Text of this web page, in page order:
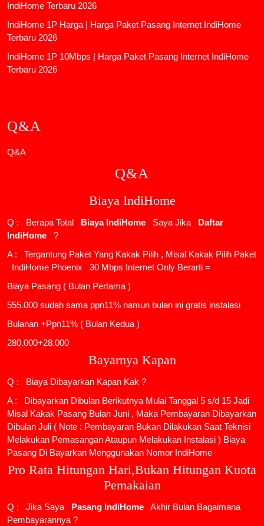
IndiHome Terbaru 2026
IndiHome 1P Harga | Harga Paket Pasang Internet IndiHome
Terbaru 2026
IndiHome 1P 10Mbps | Harga Paket Pasang Internet IndiHome
Terbaru 2026
Q&A
Q&A
Q&A
Biaya IndiHome
Q : Berapa Total Biaya IndiHome Saya Jika
Daftar
IndiHome
?
A : Tergantung Paket Yang Kakak Pilih , Misal Kakak Pilih Paket
IndiHome Phoenix
30 Mbps Internet Only Berarti =
Biaya Pasang ( Bulan Pertama )
555.000 sudah sama ppn11% namun bulan ini gratis instalasi
Bulanan +Ppn11% ( Bulan Kedua )
280.000+28.000
Bayarnya Kapan
Q : Biaya Dibayarkan Kapan Kak ?
A : Dibayarkan Dibulan Berikutnya Mulai Tanggal 5 s/d 15 Jadi
Misal Kakak Pasang Bulan Juni , Maka Pembayaran Dibayarkan
Dibulan Juli ( Note : Pembayaran Bukan Dilakukan Saat Teknisi
Melakukan Pemasangan Ataupun Melakukan Instalasi ) Biaya
Pasang Di Bayarkan Menggunakan Nomor IndiHome
Pro Rata Hitungan Hari,Bukan Hitungan Kuota
Pemakaian
Q : Jika Saya Pasang IndiHome
Akhir Bulan Bagaimana
Pembayarannya ?